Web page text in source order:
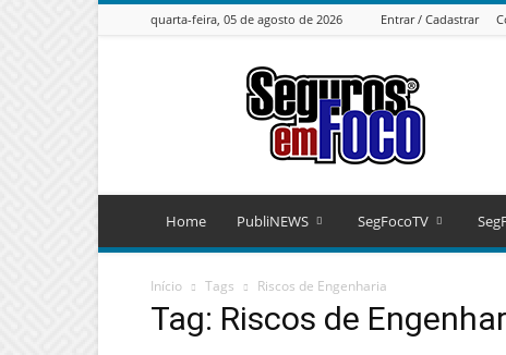
quarta-feira, 05 de agosto de 2026 Entrar / Cadastrar
Seguros
em
Foco
Home PubliNEWS SegFocoTV
Início Tags Riscos de Engenharia
Tag: Riscos de